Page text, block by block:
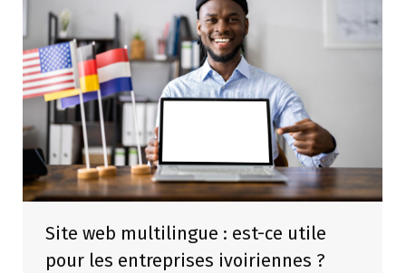
Site web multilingue : est-ce utile
pour les entreprises ivoiriennes ?